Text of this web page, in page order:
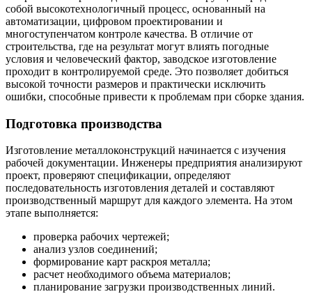
собой высокотехнологичный процесс, основанный на
автоматизации, цифровом проектировании и
многоступенчатом контроле качества. В отличие от
строительства, где на результат могут влиять погодные
условия и человеческий фактор, заводское изготовление
проходит в контролируемой среде. Это позволяет добиться
высокой точности размеров и практически исключить
ошибки, способные привести к проблемам при сборке здания.
Подготовка производства
Изготовление металлоконструкций начинается с изучения
рабочей документации. Инженеры предприятия анализируют
проект, проверяют спецификации, определяют
последовательность изготовления деталей и составляют
производственный маршрут для каждого элемента. На этом
этапе выполняется:
проверка рабочих чертежей;
анализ узлов соединений;
формирование карт раскроя металла;
расчет необходимого объема материалов;
планирование загрузки производственных линий.